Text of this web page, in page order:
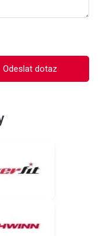
Odeslat dotaz